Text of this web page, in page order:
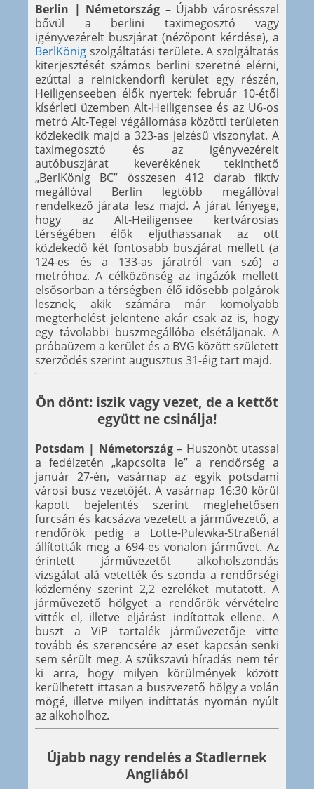
Berlin | Németország – Újabb városrésszel
bővül a berlini taximegosztó vagy
igényvezérelt buszjárat (nézőpont kérdése), a
BerlKönig szolgáltatási területe. A szolgáltatás
kiterjesztését számos berlini szeretné elérni,
ezúttal a reinickendorfi kerület egy részén,
Heiligenseeben élők nyertek: február 10-étől
kísérleti üzemben Alt-Heiligensee és az U6-os
metró Alt-Tegel végállomása közötti területen
közlekedik majd a 323-as jelzésű viszonylat. A
taximegosztó és az igényvezérelt
autóbuszjárat keverékének tekinthető
„BerlKönig BC” összesen 412 darab fiktív
megállóval Berlin legtöbb megállóval
rendelkező járata lesz majd. A járat lényege,
hogy az Alt-Heiligensee kertvárosias
térségében élők eljuthassanak az ott
közlekedő két fontosabb buszjárat mellett (a
124-es és a 133-as járatról van szó) a
metróhoz. A célközönség az ingázók mellett
elsősorban a térségben élő idősebb polgárok
lesznek, akik számára már komolyabb
megterhelést jelentene akár csak az is, hogy
egy távolabbi buszmegállóba elsétáljanak. A
próbaüzem a kerület és a BVG között született
szerződés szerint augusztus 31-éig tart majd.
Ön dönt: iszik vagy vezet, de a kettőt
együtt ne csinálja!
Potsdam | Németország– Huszonöt utassal
a fedélzetén „kapcsolta le” a rendőrség a
január 27-én, vasárnap az egyik potsdami
városi busz vezetőjét. A vasárnap 16:30 körül
kapott bejelentés szerint meglehetősen
furcsán és kacsázva vezetett a járművezető, a
rendőrök pedig a Lotte-Pulewka-Straßenál
állították meg a 694-es vonalon járművet. Az
érintett járművezetőt alkoholszondás
vizsgálat alá vetették és szonda a rendőrségi
közlemény szerint 2,2 ezreléket mutatott. A
járművezető hölgyet a rendőrök vérvételre
vitték el, illetve eljárást indítottak ellene. A
buszt a ViP tartalék járművezetője vitte
tovább és szerencsére az eset kapcsán senki
sem sérült meg. A szűkszavú híradás nem tér
ki arra, hogy milyen körülmények között
kerülhetett ittasan a buszvezető hölgy a volán
mögé, illetve milyen indíttatás nyomán nyúlt
az alkoholhoz.
Újabb nagy rendelés a Stadlernek
Angliából